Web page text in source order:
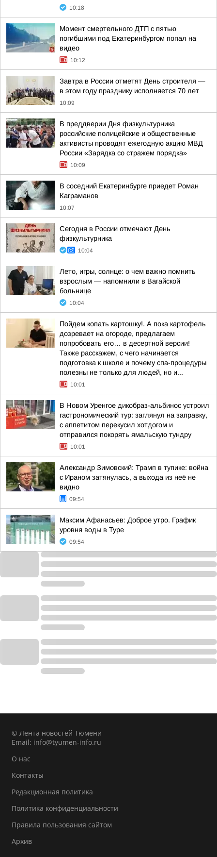
10:18
Момент смертельного ДТП с пятью
погибшими под Екатеринбургом попал на
видео
10:12
Завтра в России отметят День строителя —
в этом году празднику исполняется 70 лет
10:09
В преддверии Дня физкультурника
российские полицейские и общественные
активисты проводят ежегодную акцию МВД
России «Зарядка со стражем порядка»
10:09
В соседний Екатеринбурге приедет Роман
Каграманов
10:07
Сегодня в России отмечают День
физкультурника
10:04
Лето, игры, солнце: о чем важно помнить
взрослым — напомнили в Вагайской
больнице
10:04
Пойдем копать картошку!. А пока картофель
дозревает на огороде, предлагаем
попробовать его… в десертной версии!
Также расскажем, с чего начинается
подготовка к школе и почему спа-процедуры
полезны не только для людей, но и...
10:01
В Новом Уренгое дикобраз-альбинос устроил
гастрономический тур: заглянул на заправку,
с аппетитом перекусил хотдогом и
отправился покорять ямальскую тундру
10:01
Александр Зимовский: Трамп в тупике: война
с Ираном затянулась, а выхода из неё не
видно
09:54
Максим Афанасьев: Доброе утро. График
уровня воды в Туре
09:54
© Лента новостей Тюмени
Email: info@tyumen-info.ru
О нас
Контакты
Редакционная политика
Политика конфиденциальности
Правила пользования сайтом
Архив